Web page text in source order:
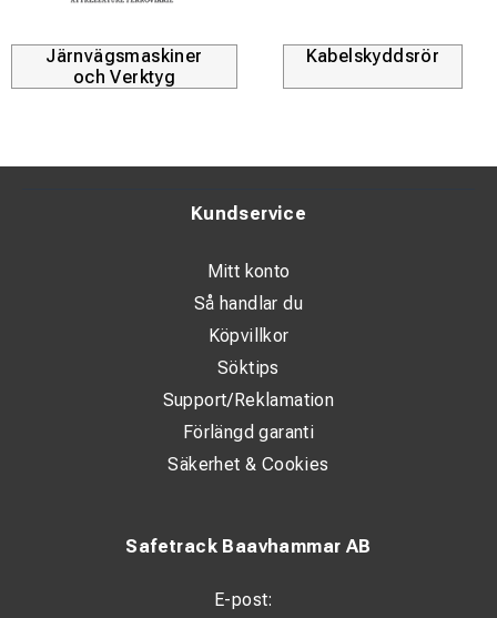
Användningsområden
Underhålls- och servicearbeten
Evenemang och offentliga miljöer
Järnvägsmaskiner
och Verktyg
Kabelskyddsrör
Safetrack Baavhammar AB
E-post:
Kundservice
Mitt konto
Så handlar du
Köpvillkor
Söktips
Support/Reklamation
Förlängd garanti
Säkerhet & Cookies